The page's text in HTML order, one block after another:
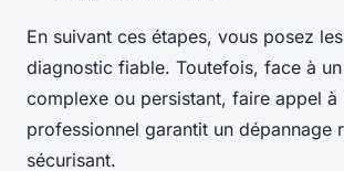
En suivant ces étapes, vous posez les
diagnostic fiable. Toutefois, face à
complexe ou persistant, faire appel à
professionnel garantit un dépannage
sécurisant.